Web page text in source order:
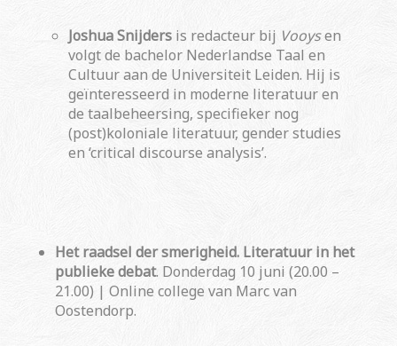
Joshua Snijders is redacteur bij Vooysen
volgt de bachelor Nederlandse Taal en
Cultuur aan de Universiteit Leiden. Hij is
geïnteresseerd in moderne literatuur en
de taalbeheersing, specifieker nog
(post)koloniale literatuur, gender studies
en ‘critical discourse analysis’.
Het raadsel der smerigheid. Literatuur in het
publieke debat. Donderdag 10 juni (20.00 –
21.00) | Online college van Marc van
Oostendorp.